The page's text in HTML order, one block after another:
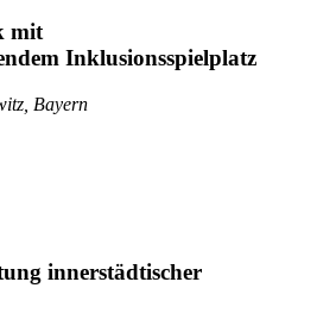
mit
Inklusionsspielplatz
Bayern
innerstädtischer